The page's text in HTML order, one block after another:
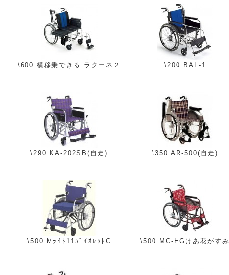
\600 横移乗できる ラクーネ２ \200 BAL-1
\290 KA-202SB(自走) \350 AR-500(自走)
\500 Mﾗｲﾄ11ﾊﾞｲｵﾚｯﾄC \500 MC-HGけあ花がすみ